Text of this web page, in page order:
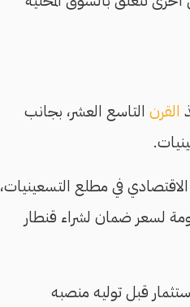
القرنالتاسع العشر، بجانب
في مطلع التسعينيات،
لسعر ضمان لشراء قنطار
قبل توليه منصبه